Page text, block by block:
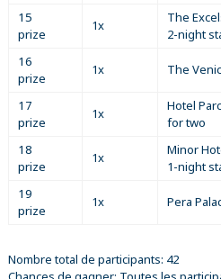
15
prize
1x
The
2-night
16
prize
1x The
17
prize
1x
Hotel
for two
18
prize
1x
Minor
1-night
19
prize
1x Pera
Nombre total de participants: 42